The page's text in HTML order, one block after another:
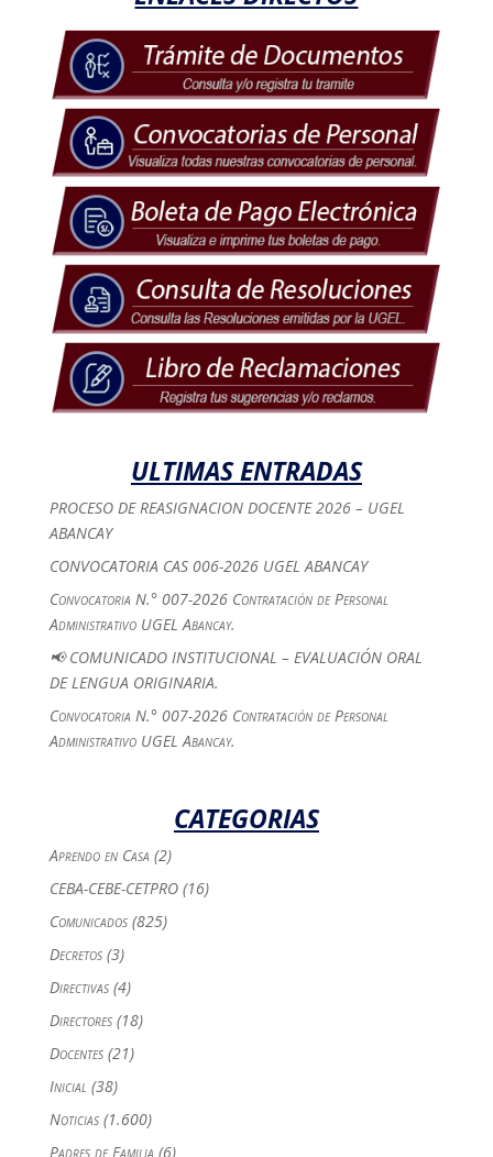
ULTIMAS ENTRADAS
PROCESO DE REASIGNACION DOCENTE 2026 – UGEL
ABANCAY
CONVOCATORIA CAS 006-2026 UGEL ABANCAY
Convocatoria N.° 007-2026 Contratación de Personal
Administrativo UGEL Abancay.
📢 COMUNICADO INSTITUCIONAL – EVALUACIÓN ORAL
DE LENGUA ORIGINARIA.
Convocatoria N.° 007-2026 Contratación de Personal
Administrativo UGEL Abancay.
CATEGORIAS
Aprendo en Casa (2)
CEBA-CEBE-CETPRO(16)
Comunicados(825)
Decretos(3)
Directivas(4)
Directores(18)
Docentes(21)
Inicial (38)
Noticias(1.600)
Padres de Familia (6)